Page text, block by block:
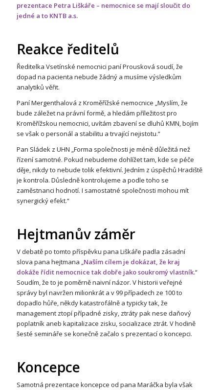
prezentace Petra Liškáře – nemocnice se mají sloučit do
jedné a to KNTB a.s.
Reakce ředitelů
Ředitelka Vsetínské nemocnici paní Prousková soudí, že
dopad na pacienta nebude žádný a musíme výsledkům
analytiků věřit.
Paní Mergenthalová z Kroměřížské nemocnice „Myslím, že
bude záležet na právní formě, a hledám příležitost pro
Kroměřížskou nemocnici, uvítám zbavení se dluhů KMN, bojím
se však o personál a stabilitu a trvající nejistotu.“
Pan Sládek z UHN „Forma společnosti je méně důležitá než
řízení samotné. Pokud nebudeme dohlížet tam, kde se péče
děje, nikdy to nebude tolik efektivní. Jedním z úspěchů Hradiště
je kontrola. Důsledně kontrolujeme a podle toho se
zaměstnanci hodnotí. I samostatné společnosti mohou mít
synergický efekt.“
Hejtmanův záměr
V debatě po tomto příspěvku pana Liškáře padla zásadní
slova pana hejtmana „Naším cílem je dokázat, že kraj
dokáže řídit nemocnice tak dobře jako soukromý vlastník.“
Soudím, že to je poměrně naivní názor. V historii veřejné
správy byl navržen milionkrát a v 99 případech ze 100 to
dopadlo hůře, někdy katastrofálně a typicky tak, že
management ztopí případné zisky, ztráty pak nese daňový
poplatník aneb kapitalizace zisku, socializace ztrát. V hodině
šesté semináře se konečně začalo s prezentací o koncepci.
Koncepce
Samotná prezentace koncepce od pana Maráčka byla však